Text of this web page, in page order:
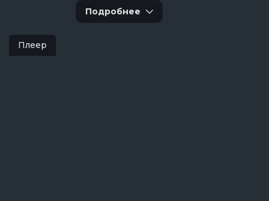
Подробнее
Плеер